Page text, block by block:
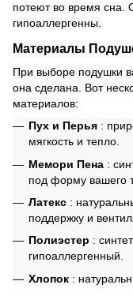
потеют во время сна.
гипоаллергенны.
Материалы
При выборе подушки
она сделана. Вот
материалов:
Пух и Перья :
мягкость и тепло.
Мемори Пена :
под форму вашего
Латекс :
поддержку и
Полиэстер :
гипоаллергенный.
Хлопок :